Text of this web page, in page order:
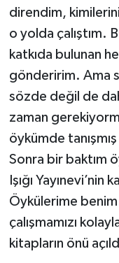
direndim,
o yolda çalıştım.
katkıda bulunan
gönderirim. Ama
sözde değil de
zaman
öykümde
Sonra bir baktım
Işığı Yayınevi’nin
Öykülerime benim
çalışmamızı
kitapların önü